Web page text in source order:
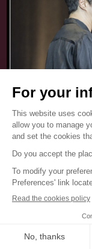
JAMIE